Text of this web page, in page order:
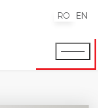
RO EN